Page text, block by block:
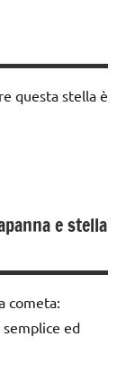
questa stella è
e stella
cometa:
ed